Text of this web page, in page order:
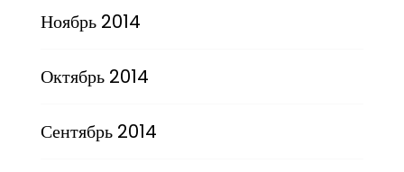
Ноябрь 2014
Октябрь 2014
Сентябрь 2014